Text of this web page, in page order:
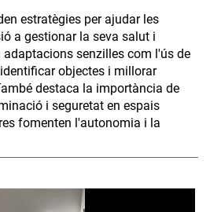
estratègies per ajudar les
a gestionar la seva salut i
senzilles com l'ús de
objectes i millorar
destaca la importància de
i seguretat en espais
fomenten l'autonomia i la